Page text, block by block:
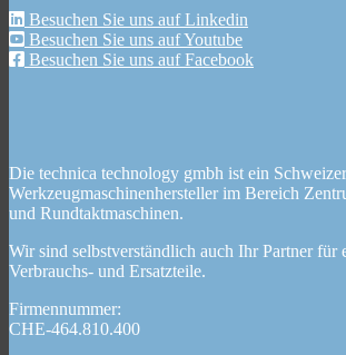
Besuchen Sie uns auf Linkedin
Besuchen Sie uns auf Youtube
Besuchen Sie uns auf Facebook
Die technica technology gmbh ist ein Schweizer
Werkzeugmaschinenhersteller im Bereich
und Rundtaktmaschinen.
Wir sind selbstverständlich auch Ihr Partner für
Verbrauchs- und Ersatzteile.
Firmennummer:
CHE-464.810.400